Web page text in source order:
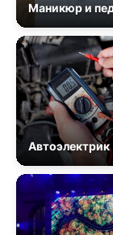
Маникюр и
Автоэлектрик